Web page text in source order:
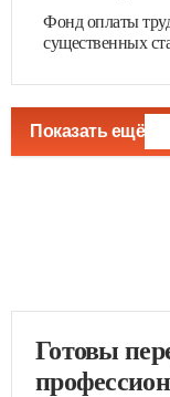
Фонд оплаты
существенных
Показать ещё
Готовы